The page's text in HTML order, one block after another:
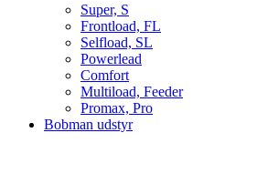
Super, S
Frontload, FL
Selfload, SL
Powerlead
Comfort
Multiload, Feeder
Promax, Pro
Bobman udstyr